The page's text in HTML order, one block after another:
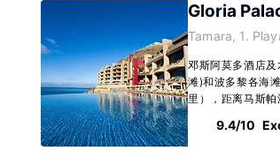
Gloria
Tamara, 1.
邓斯阿莫多酒店
滩)和波多黎各海
里），距离马斯
9.4/10